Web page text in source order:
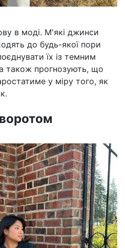
в моді. М'які джинси
до будь-якої пори
їх із темним
також прогнозують, що
у міру того, як